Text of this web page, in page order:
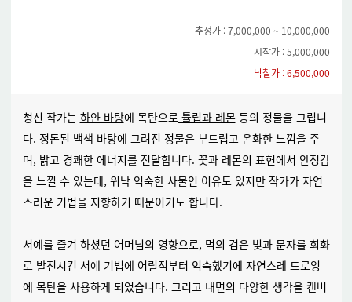
추정가 : 7,000,000 ~ 10,000,000
시작가 : 5,000,000
낙찰가 : 6,500,000
청신 작가는 하얀 바탕에 목탄으로튤립과 레몬등의 정물을 그립니
다. 정돈된 백색 바탕에 그려진 정물은 부드럽고 온화한 느낌을 주
며, 밝고 경쾌한 에너지를 전달합니다. 꽃과 레몬의 표현에서 안정감
을 느낄 수 있는데, 워낙 익숙한 사물인 이유도 있지만 작가가 자연
스러운 기법을 지향하기 때문이기도 합니다.
서예를 즐겨 하셨던 어머님의 영향으로, 먹의 검은 빛과 문자를 회화
로 발전시킨 서예 기법에 어릴적부터 익숙했기에 자연스레 드로잉
에 목탄을 사용하게 되었습니다. 그리고 내면의 다양한 생각을 캔버